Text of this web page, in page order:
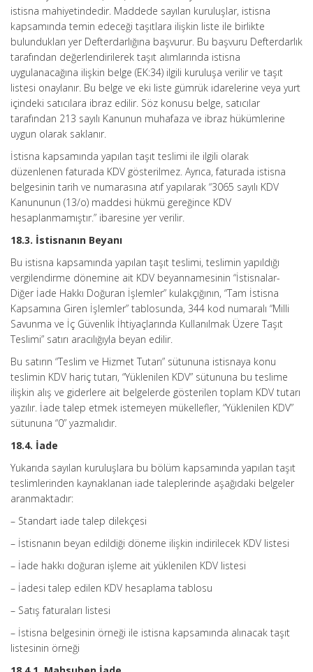
istisna mahiyetindedir. Maddede sayılan kuruluşlar, istisna
kapsamında temin edeceği taşıtlara ilişkin liste ile birlikte
bulundukları yer Defterdarlığına başvurur. Bu başvuru Defterdarlık
tarafından değerlendirilerek taşıt alımlarında istisna
uygulanacağına ilişkin belge (EK:34) ilgili kuruluşa verilir ve taşıt
listesi onaylanır. Bu belge ve eki liste gümrük idarelerine veya yurt
içindeki satıcılara ibraz edilir. Söz konusu belge, satıcılar
tarafından 213 sayılı Kanunun muhafaza ve ibraz hükümlerine
uygun olarak saklanır.
İstisna kapsamında yapılan taşıt teslimi ile ilgili olarak
düzenlenen faturada KDV gösterilmez. Ayrıca, faturada istisna
belgesinin tarih ve numarasına atıf yapılarak “3065 sayılı KDV
Kanununun (13/o) maddesi hükmü gereğince KDV
hesaplanmamıştır.” ibaresine yer verilir.
18.3. İstisnanın Beyanı
Bu istisna kapsamında yapılan taşıt teslimi, teslimin yapıldığı
vergilendirme dönemine ait KDV beyannamesinin “İstisnalar-
Diğer İade Hakkı Doğuran İşlemler” kulakçığının, “Tam İstisna
Kapsamına Giren İşlemler” tablosunda, 344 kod numaralı “Milli
Savunma ve İç Güvenlik İhtiyaçlarında Kullanılmak Üzere Taşıt
Teslimi” satırı aracılığıyla beyan edilir.
Bu satırın “Teslim ve Hizmet Tutarı” sütununa istisnaya konu
teslimin KDV hariç tutarı, “Yüklenilen KDV” sütununa bu teslime
ilişkin alış ve giderlere ait belgelerde gösterilen toplam KDV tutarı
yazılır. İade talep etmek istemeyen mükellefler, “Yüklenilen KDV”
sütununa “0” yazmalıdır.
18.4. İade
Yukarıda sayılan kuruluşlara bu bölüm kapsamında yapılan taşıt
teslimlerinden kaynaklanan iade taleplerinde aşağıdaki belgeler
aranmaktadır:
– Standart iade talep dilekçesi
– İstisnanın beyan edildiği döneme ilişkin indirilecek KDV listesi
– İade hakkı doğuran işleme ait yüklenilen KDV listesi
– İadesi talep edilen KDV hesaplama tablosu
– Satış faturaları listesi
– İstisna belgesinin örneği ile istisna kapsamında alınacak taşıt
listesinin örneği